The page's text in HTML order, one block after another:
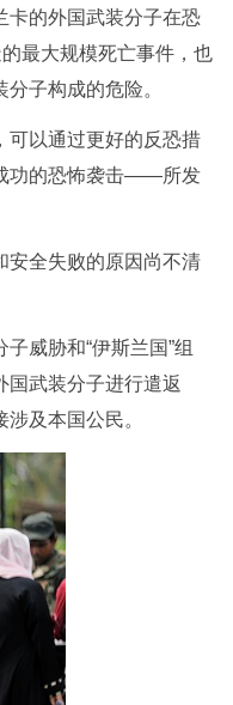
的外国武装分子在恐
最大规模死亡事件，也
子构成的危险。
以通过更好的反恐措
功的恐怖袭击——所发
全失败的原因尚不清
威胁和“伊斯兰国”组
国武装分子进行遣返
及本国公民。